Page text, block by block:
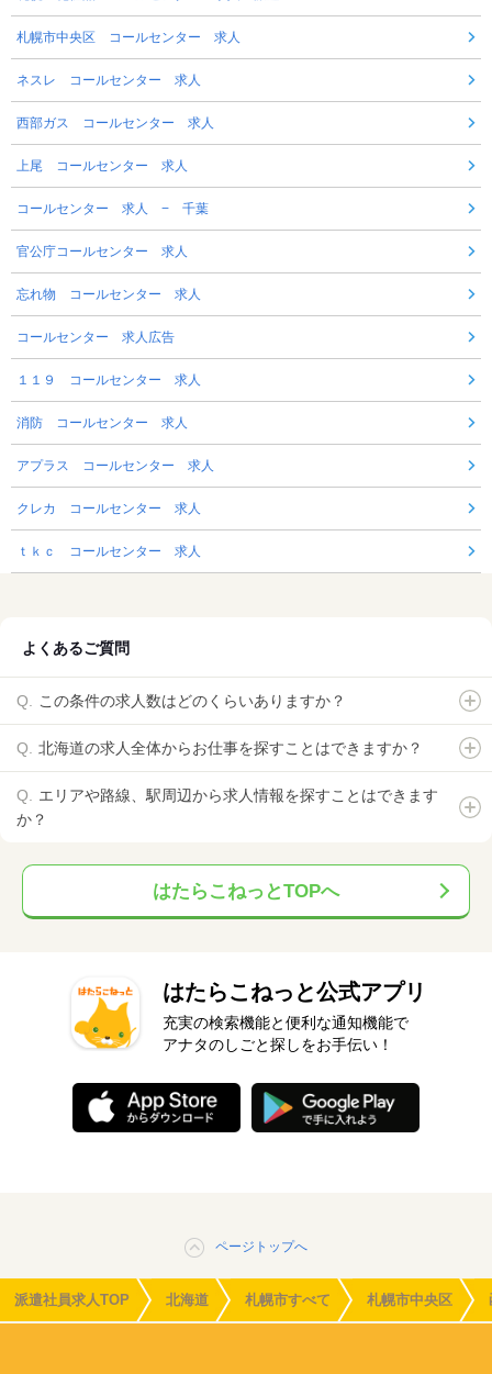
札幌市中央区 コールセンター 求人
ネスレ コールセンター 求人
西部ガス コールセンター 求人
上尾 コールセンター 求人
コールセンター 求人 − 千葉
官公庁コールセンター 求人
忘れ物 コールセンター 求人
コールセンター 求人広告
１１９ コールセンター 求人
消防 コールセンター 求人
アプラス コールセンター 求人
クレカ コールセンター 求人
ｔｋｃ コールセンター 求人
よくあるご質問
この条件の求人数はどのくらいありますか？
北海道の求人全体からお仕事を探すことはできますか？
エリアや路線、駅周辺から求人情報を探すことはできます
か？
はたらこねっとTOPへ
はたらこねっと公式アプリ
充実の検索機能と便利な通知機能で
アナタのしごと探しをお手伝い！
ページトップへ
派遣社員求人TOP 北海道 札幌市すべて 札幌市中央区